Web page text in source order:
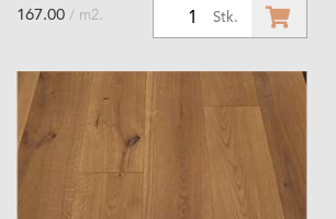
Stk.
167.00 / m2.